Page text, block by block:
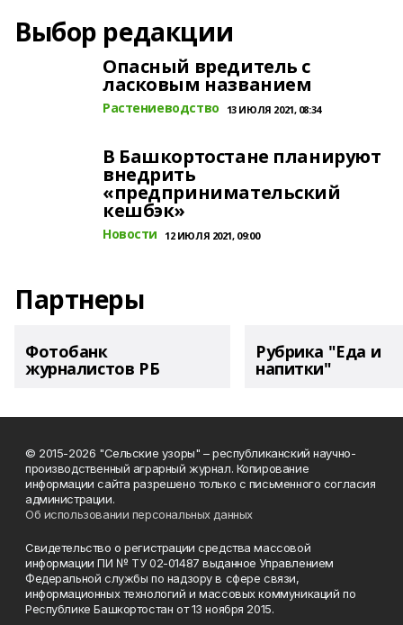
Выбор редакции
Опасный вредитель с
ласковым названием
Растениеводство 13 ИЮЛЯ 2021, 08:34
В Башкортостане планируют
внедрить
«предпринимательский
кешбэк»
Новости 12 ИЮЛЯ 2021, 09:00
Партнеры
Фотобанк
журналистов РБ
Рубрика "Еда и
напитки"
© 2015-2026 "Сельские узоры" – республиканский научно-
производственный аграрный журнал. Копирование
информации сайта разрешено только с письменного согласия
администрации.
Об использовании персональных данных
Свидетельство о регистрации средства массовой
информации ПИ № ТУ 02-01487 выданное Управлением
Федеральной службы по надзору в сфере связи,
информационных технологий и массовых коммуникаций по
Республике Башкортостан от 13 ноября 2015.